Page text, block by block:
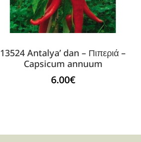
13524 Antalya’ dan – Πιπεριά –
Capsicum annuum
6.00€